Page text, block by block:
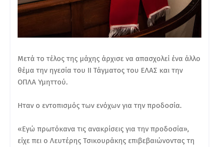
Μετά το τέλος της μάχης άρχισε να απασχολεί ένα άλλο
θέμα την ηγεσία του ΙΙ Τάγματος του ΕΛΑΣ και την
ΟΠΛΑ Υμηττού.
Ηταν ο εντοπισμός των ενόχων για την προδοσία.
«Εγώ πρωτόκανα τις ανακρίσεις για την προδοσία»,
είχε πει ο Λευτέρης Τσικουράκης επιβεβαιώνοντας τη